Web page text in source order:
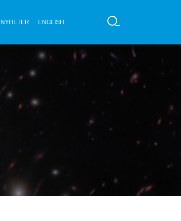
NYHETER ENGLISH
S